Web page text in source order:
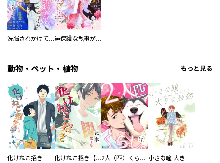
洗脳されかけていた悪役令嬢ですが家出を決意しました。【電子単行本版／特典おまけ付き】 過保護な執事が私の婚活を邪魔してきます！ 分冊版
動物・ペット・植物 もっと見る
化けねこ招き 化けねこ招き【描きおろし付合冊版】 2人（匹）くらし。 小さな瞳 大きな鼓動